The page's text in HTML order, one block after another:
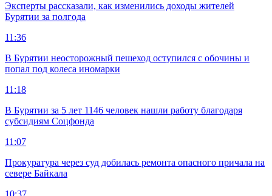
Эксперты рассказали, как изменились доходы жителей
Бурятии за полгода
11:36
В Бурятии неосторожный пешеход оступился с обочины и
попал под колеса иномарки
11:18
В Бурятии за 5 лет 1146 человек нашли работу благодаря
субсидиям Соцфонда
11:07
Прокуратура через суд добилась ремонта опасного причала на
севере Байкала